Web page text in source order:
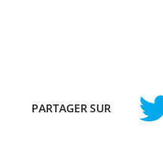
PARTAGERSUR